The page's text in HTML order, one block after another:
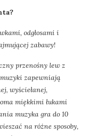
odgłosami i
zabawy!
przenośny lew z
zapewniają
wyściełanej,
miękkimi łukami
muzyka gra do 10
na różne sposoby,